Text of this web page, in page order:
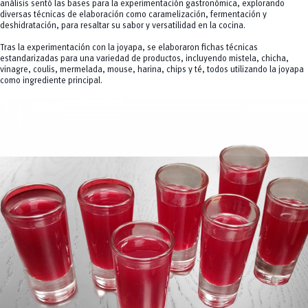
análisis sentó las bases para la experimentación gastronómica, explorando
diversas técnicas de elaboración como caramelización, fermentación y
deshidratación, para resaltar su sabor y versatilidad en la cocina.
Tras la experimentación con la joyapa, se elaboraron fichas técnicas
estandarizadas para una variedad de productos, incluyendo mistela, chicha,
vinagre, coulis, mermelada, mouse, harina, chips y té, todos utilizando la joyapa
como ingrediente principal.